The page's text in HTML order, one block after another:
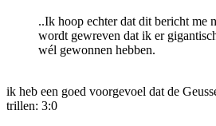
..Ik hoop echter dat dit bericht me
wordt gewreven dat ik er
wél gewonnen hebben.
ik heb een goed voorgevoel dat de
trillen: 3:0